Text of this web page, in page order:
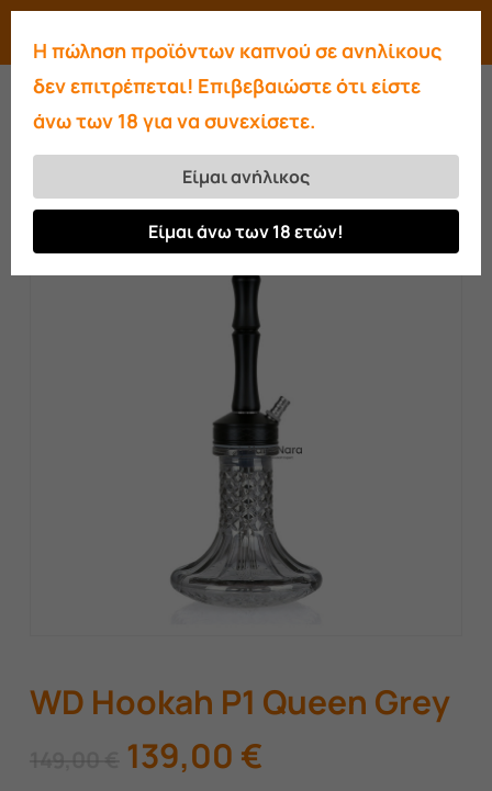
Skip
main
content
searchaccount
Αρχική σελίδα Ναργιλέδες
WD
WD Hookah P1 Queen Grey
WD Hookah P1 Queen Grey
149,00 € Original
139,00 €Η
Close
Η πώληση προϊόντων καπνού σε ανηλίκους
δεν επιτρέπεται! Επιβεβαιώστε ότι είστε
άνω των 18 για να συνεχίσετε.
Είμαι ανήλικος
Είμαι άνω των 18 ετών!